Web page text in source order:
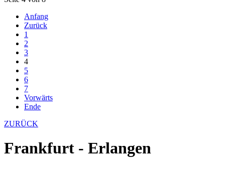
Anfang
Zurück
1
2
3
4
5
6
7
Vorwärts
Ende
ZURÜCK
Frankfurt - Erlangen